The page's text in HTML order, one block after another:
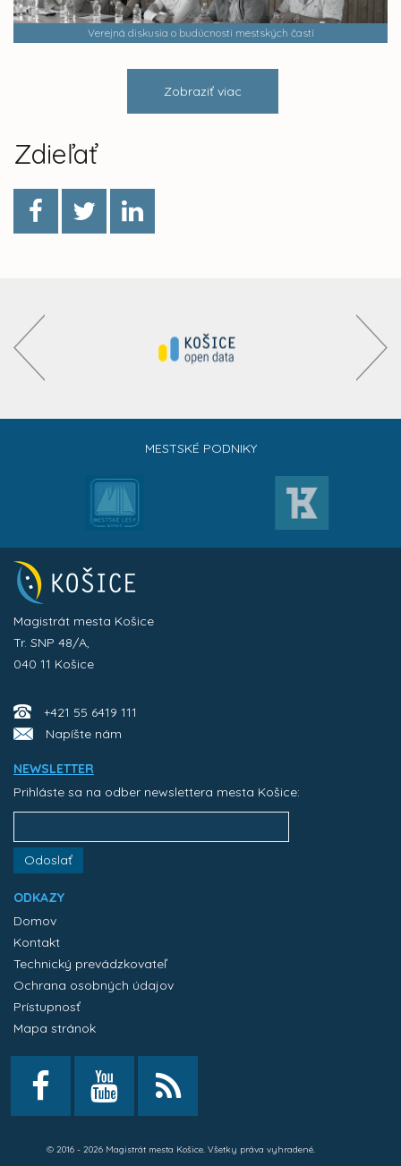
Verejná diskusia o budúcnosti mestských častí
Zobraziť viac
Zdieľať
MESTSKÉ PODNIKY
Magistrát mesta Košice
Tr. SNP 48/A,
040 11 Košice
+421 55 6419 111
Napíšte nám
NEWSLETTER
Prihláste sa na odber newslettera mesta Košice:
Odoslať
ODKAZY
Domov
Kontakt
Technický prevádzkovateľ
Ochrana osobných údajov
Prístupnosť
Mapa stránok
© 2016 - 2026 Magistrát mesta Košice. Všetky práva vyhradené.